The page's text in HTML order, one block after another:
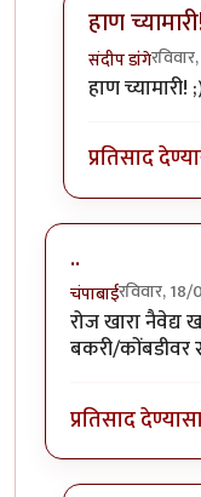
हाण
संदीप डांगे
In reply toते
हाण च्यामारी!
प्रतिसाद
..
चंपाबाईरविवार,
रोज खारा नैवेद्य
बकरी/कोंबडीवर
प्रतिसाद